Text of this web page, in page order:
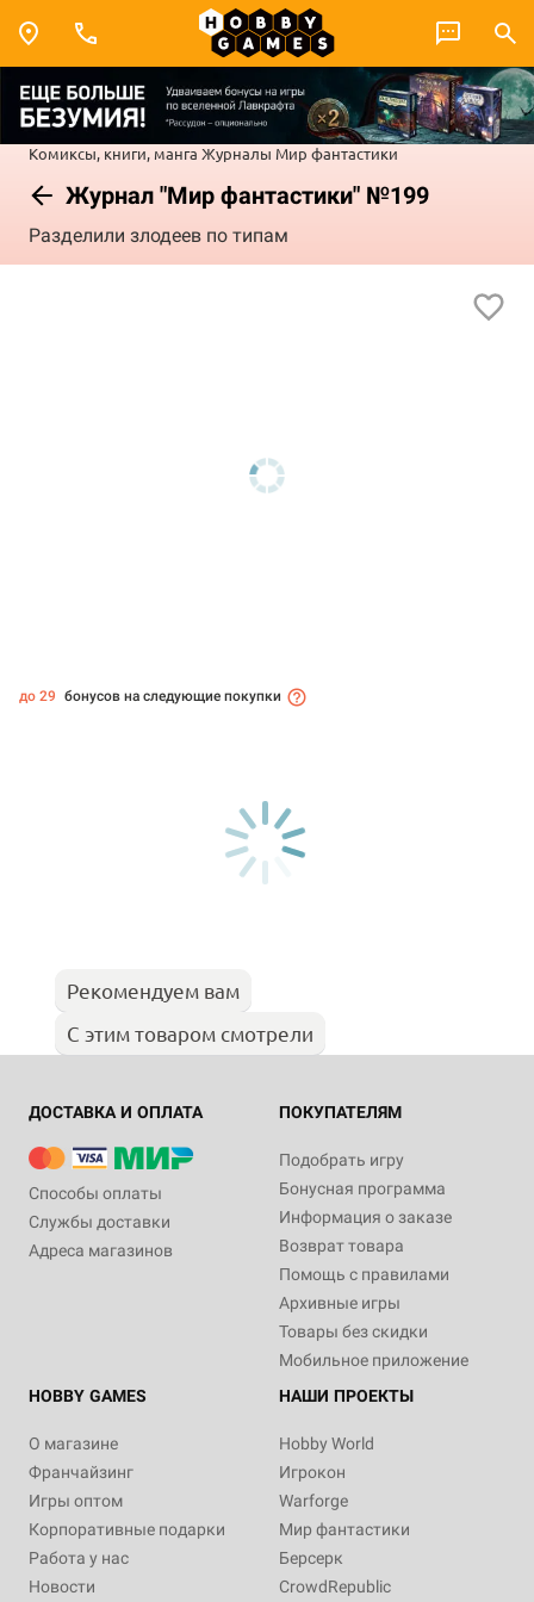
Комиксы, книги, манга Журналы Мир фантастики
Журнал "Мир фантастики" №199
Разделили злодеев по типам
до 29 бонусов на следующие покупки
Рекомендуем вам
С этим товаром смотрели
ДОСТАВКА И ОПЛАТА
Способы оплаты
Службы доставки
Адреса магазинов
ПОКУПАТЕЛЯМ
Подобрать игру
Бонусная программа
Информация о заказе
Возврат товара
Помощь с правилами
Архивные игры
Товары без скидки
Мобильное приложение
HOBBY GAMES
О магазине
Франчайзинг
Игры оптом
Корпоративные подарки
Работа у нас
Новости
НАШИ ПРОЕКТЫ
Hobby World
Игрокон
Warforge
Мир фантастики
Берсерк
CrowdRepublic